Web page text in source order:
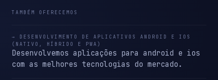
TAMBÉM OFERECEMOS
→ DESENVOLVIMENTO DE APLICATIVOS ANDROID E IOS
(NATIVO, HÍBRIDO E PWA)
Desenvolvemos aplicações para android e ios
com as melhores tecnologias do mercado.